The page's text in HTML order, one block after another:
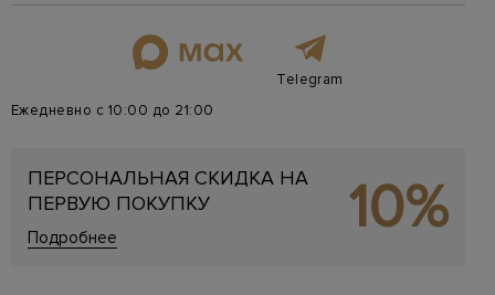
Telegram
Ежедневно с 10:00 до 21:00
ПЕРСОНАЛЬНАЯ СКИДКА НА
ПЕРВУЮ ПОКУПКУ
Подробнее 10%